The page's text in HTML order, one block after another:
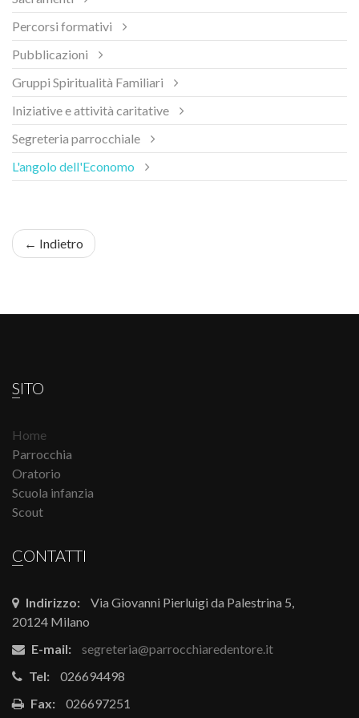
Percorsi formativi
Pubblicazioni
Gruppi Spiritualità Familiari
Iniziative e attività caritative
Segreteria parrocchiale
L'angolo dell'Economo
← Indietro
SITO
Home
Parrocchia
Oratorio
Scuola infanzia
Scout
CONTATTI
Indirizzo:
Via Giovanni Pierluigi da Palestrina 5,
20124 Milano
E-mail:
segreteria@parrocchiaredentore.it
Tel:
026694498
Fax:
026697251